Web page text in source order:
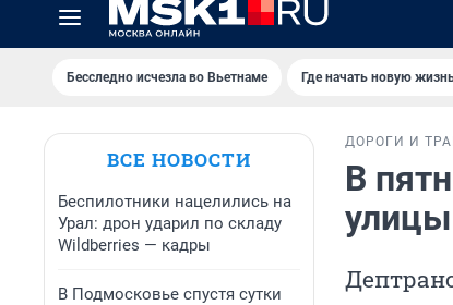
Бесследно исчезла во Вьетнаме Где начать новую
ВСЕ НОВОСТИ
Беспилотники нацелились на
Урал: дрон ударил по складу
Wildberries — кадры
В Подмосковье спустя сутки
ДОРОГИ И
В